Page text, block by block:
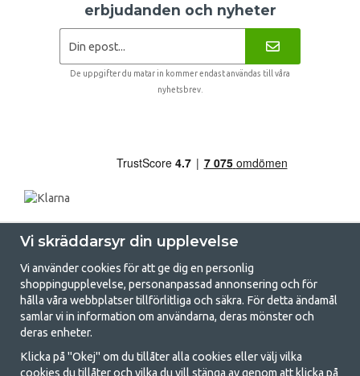
erbjudanden och nyheter
De uppgifter du matar in kommer endast användas till våra
nyhetsbrev.
GetCamping.se - Din butik för camping
och uteliv
Vi skräddarsyr din upplevelse
Vi använder cookies för att ge dig en personlig
shoppingupplevelse, personanpassad annonsering och för
hålla våra webbplatser tillförlitliga och säkra. För detta ändamål
samlar vi in information om användarna, deras mönster och
deras enheter.
Klicka på "Okej" om du tillåter alla cookies eller välj vilka
cookies du tillåter och vilka du vill stänga av genom att klicka på